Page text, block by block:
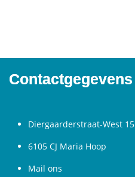
Contactgegevens
Diergaarderstraat-West 15
6105 CJ Maria Hoop
Mail ons